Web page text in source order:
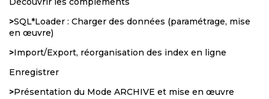
>SQL*Loader : Charger des données (paramétrage, mise
en œuvre)
>Import/Export, réorganisation des index en ligne
Enregistrer
>Présentation du Mode ARCHIVE et mise en œuvre